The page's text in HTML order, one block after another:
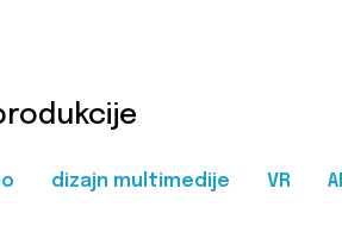
dizajn multimedije VR